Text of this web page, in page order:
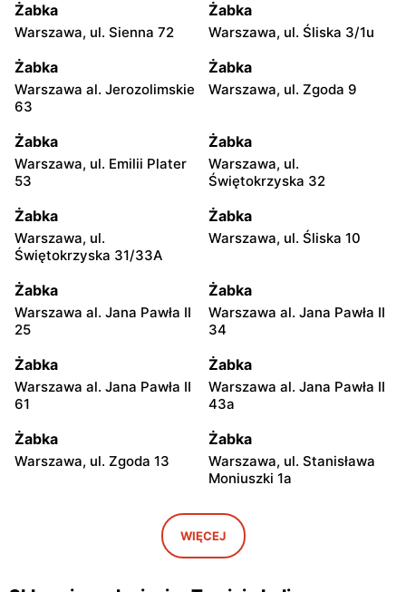
Żabka
Warszawa, ul. Sienna 72
Żabka
Warszawa, ul. Śliska 3/1u
Żabka
Warszawa al. Jerozolimskie
63
Żabka
Warszawa, ul. Zgoda 9
Żabka
Warszawa, ul. Emilii Plater
53
Żabka
Warszawa, ul.
Świętokrzyska 32
Żabka
Warszawa, ul.
Świętokrzyska 31/33A
Żabka
Warszawa, ul. Śliska 10
Żabka
Warszawa al. Jana Pawła II
25
Żabka
Warszawa al. Jana Pawła II
34
Żabka
Warszawa al. Jana Pawła II
61
Żabka
Warszawa al. Jana Pawła II
43a
Żabka
Warszawa, ul. Zgoda 13
Żabka
Warszawa, ul. Stanisława
Moniuszki 1a
Świętokrzyska 0 Stacja
Żabka
Warszawa, ul. Grzybowska
5
WIĘCEJ